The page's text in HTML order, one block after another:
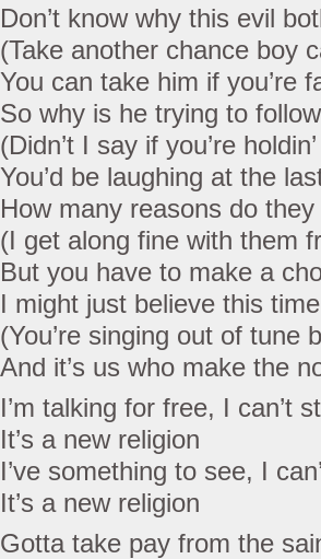
Don’t know why this evil
(Take another chance boy
You can take him if you’re
So why is he trying to
(Didn’t I say if you’re
You’d be laughing at the
How many reasons do
(I get along fine with them
But you have to make a
I might just believe this time
(You’re singing out of tune
And it’s us who make the
I’m talking for free, I can’t
It’s a new religion
I’ve something to see, I
It’s a new religion
Gotta take pay from the